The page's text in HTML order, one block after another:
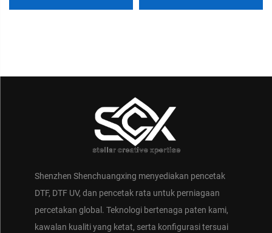
Pemindah Baju-T
Solvent Aksesori Pencetak
Shenzhen Shenchuangxing menyediakan pencetak
DTF, DTF UV, dan pencetak rata untuk perniagaan
percetakan global. Teknologi bertenaga paten kami,
kawalan kualiti yang ketat, serta konfigurasi tersuai